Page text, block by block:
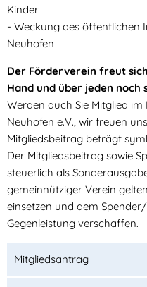
Kinder
- Weckung des öffentlichen
Neuhofen
Der Förderverein freut
Hand und über jeden noch
Werden auch Sie Mitglied
Neuhofen e.V., wir freuen
Mitgliedsbeitrag beträgt
Der Mitgliedsbeitrag sowie
steuerlich als
gemeinnütziger Verein
einsetzen und dem
Gegenleistung verschaffen.
Mitgliedsantrag